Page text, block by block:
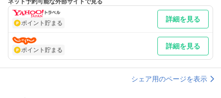
ポイント貯まる 詳細を見る
ポイント貯まる 詳細を見る
シェア用のページを表示